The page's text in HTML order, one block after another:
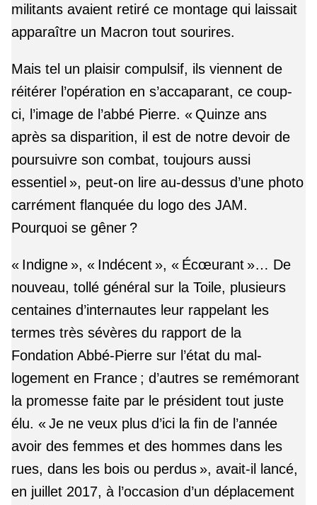
militants avaient retiré ce montage qui laissait
apparaître un Macron tout sourires.
Mais tel un plaisir compulsif, ils viennent de
réitérer l’opération en s’accaparant, ce coup-
ci, l’image de l’abbé Pierre. « Quinze ans
après sa disparition, il est de notre devoir de
poursuivre son combat, toujours aussi
essentiel », peut-on lire au-dessus d’une photo
carrément flanquée du logo des JAM.
Pourquoi se gêner ?
« Indigne », « Indécent », « Écœurant »… De
nouveau, tollé général sur la Toile, plusieurs
centaines d’internautes leur rappelant les
termes très sévères du rapport de la
Fondation Abbé-Pierre sur l’état du mal-
logement en France ; d’autres se remémorant
la promesse faite par le président tout juste
élu. « Je ne veux plus d’ici la fin de l’année
avoir des femmes et des hommes dans les
rues, dans les bois ou perdus », avait-il lancé,
en juillet 2017, à l’occasion d’un déplacement